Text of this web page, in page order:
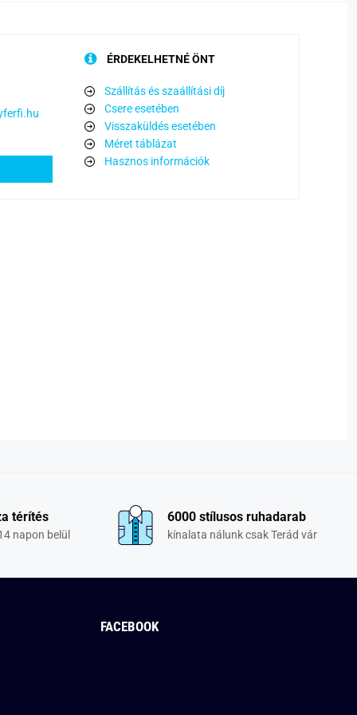
ÉRDEKELHETNÉ ÖNT
Szállítás és szaállítási díj
Csere esetében
Visszaküldés esetében
Méret táblázat
Hasznos információk
térítés
napon belül
6000 stílusos ruhadarab
kínalata nálunk csak Terád vár
FACEBOOK